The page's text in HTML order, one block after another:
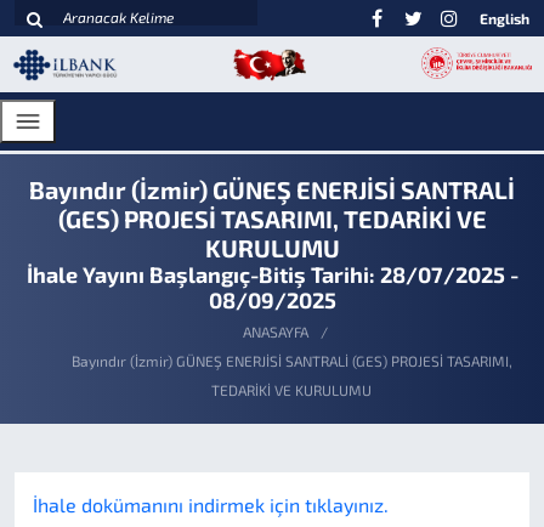
English
Bayındır (İzmir) GÜNEŞ ENERJİSİ SANTRALİ
(GES) PROJESİ TASARIMI, TEDARİKİ VE
KURULUMU
İhale Yayını Başlangıç-Bitiş Tarihi: 28/07/2025 -
08/09/2025
ANASAYFA
Bayındır (İzmir) GÜNEŞ ENERJİSİ SANTRALİ (GES) PROJESİ TASARIMI,
TEDARİKİ VE KURULUMU
İhale dokümanını indirmek için tıklayınız.